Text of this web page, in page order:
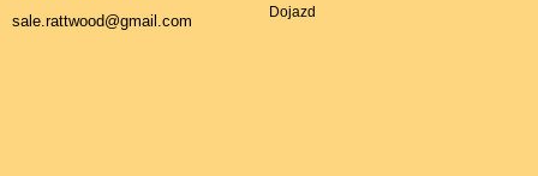
sale.rattwood@gmail.com
Dojazd